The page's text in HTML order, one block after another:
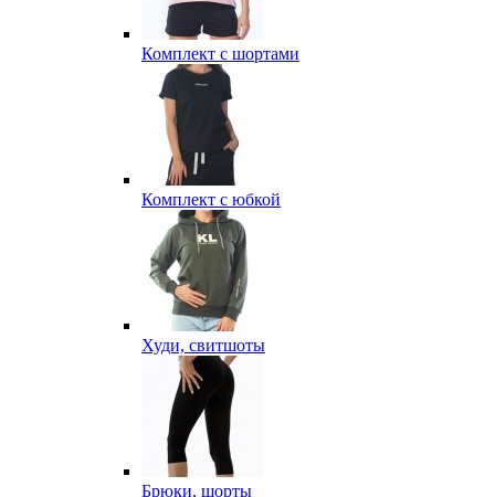
Комплект с шортами
Комплект с юбкой
Худи, свитшоты
Брюки, шорты